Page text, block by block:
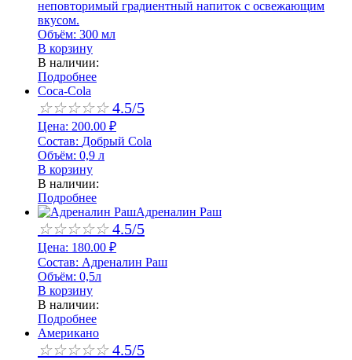
неповторимый градиентный напиток с освежающим
вкусом.
Объём: 300 мл
В корзину
В наличии:
Подробнее
Coca-Cola
☆☆☆☆☆ 4.5/5
Цена: 200.00 ₽
Состав: Добрый Cola
Объём: 0,9 л
В корзину
В наличии:
Подробнее
Адреналин Раш
☆☆☆☆☆ 4.5/5
Цена: 180.00 ₽
Состав: Адреналин Раш
Объём: 0,5л
В корзину
В наличии:
Подробнее
Американо
☆☆☆☆☆ 4.5/5